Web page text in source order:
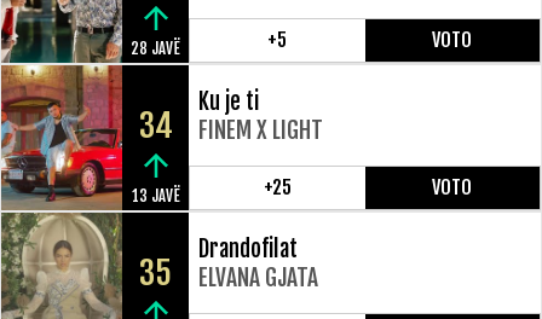
28 JAVË +5 VOTO
34
13 JAVË
Ku je ti
FINEM X LIGHT
+25 VOTO
35
Drandofilat
ELVANA GJATA